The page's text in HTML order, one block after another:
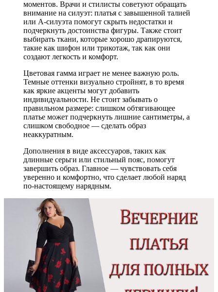
моментов. Врачи и стилисты советуют обращать
внимание на силуэт: платья с завышенной талией
или А-силуэта помогут скрыть недостатки и
подчеркнуть достоинства фигуры. Также стоит
выбирать ткани, которые хорошо драпируются,
такие как шифон или трикотаж, так как они
создают легкость и комфорт.
Цветовая гамма играет не менее важную роль.
Темные оттенки визуально стройнят, в то время
как яркие акценты могут добавить
индивидуальности. Не стоит забывать о
правильном размере: слишком обтягивающее
платье может подчеркнуть лишние сантиметры, а
слишком свободное — сделать образ
неаккуратным.
Дополнения в виде аксессуаров, таких как
длинные серьги или стильный пояс, помогут
завершить образ. Главное — чувствовать себя
уверенно и комфортно, что сделает любой наряд
по-настоящему нарядным.